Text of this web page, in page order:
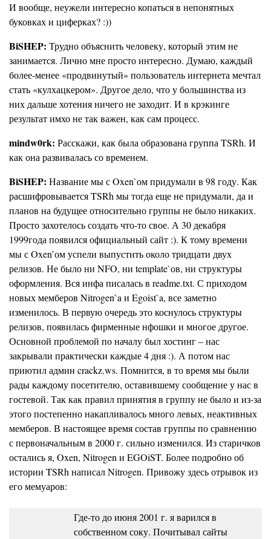
И вообще, неужели интересно копаться в непонятных
буковках и циферках? :))
BiSHEP: Трудно объяснить человеку, который этим не
занимается. Лично мне просто интересно. Думаю, каждый
более-менее «продвинутый» пользователь интернета мечтал
стать «кулхацкером». Другое дело, что у большинства из
них дальше хотения ничего не заходит. И в крэкинге
результат имхо не так важен, как сам процесс.
mindw0rk: Расскажи, как была образована группа TSRh. И
как она развивалась со временем.
BiSHEP: Название мы с Oxen`ом придумали в 98 году. Как
расшифровывается TSRh мы тогда еще не придумали, да и
планов на будущее относительно группы не было никаких.
Просто захотелось создать что-то свое. А 30 декабря
1999года появился официальный сайт :). К тому времени
мы с Oxen’ом успели выпустить около тридцати двух
релизов. Не было ни NFO, ни template`ов, ни структуры
оформления. Вся инфа писалась в readme.txt. С приходом
новых мемберов Nitrogen`a и Egoist`a, все заметно
изменилось. В первую очередь это коснулось структуры
релизов, появилась фирменные нфошки и многое другое.
Основной проблемой по началу был хостинг – нас
закрывали практически каждые 4 дня :). А потом нас
приютил админ crackz.ws. Помнится, в то время мы были
рады каждому посетителю, оставившему сообщение у нас в
гостевой. Так как правил принятия в группу не было и из-за
этого постепенно накапливалось много левых, неактивных
мемберов. В настоящее время состав группы по сравнению
с первоначальным в 2000 г. сильно изменился. Из старичков
остались я, Oxen, Nitrogen и EGOiST. Более подробно об
истории TSRh написал Nitrogen. Привожу здесь отрывок из
его мемуаров:
Где-то до июня 2001 г. я варился в
собственном соку. Почитывал сайты